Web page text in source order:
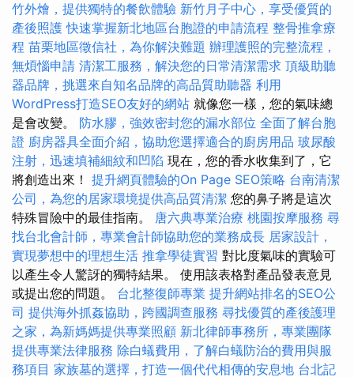
竹外燴，提供獨特的餐飲體驗 新竹月子中心，享受優質的
產後照護 快速掌握新北地區台胞證的申請流程 整骨推拿療
程 苗栗地區徵信社，為你解決難題 辦理護照的完整流程，
無煩惱申請 清潔工服務，解決您的日常清潔需求 頂級助聽
器品牌，挑選來自知名品牌的高品質助聽器 利用
WordPress打造SEO友好的網站 就像您一樣，您的氣味總
是會改變。 防水膠，強效密封您的漏水部位 全面了解台胞
證 廚房器具全面介紹，協助您選擇適合的廚房用品 玻尿酸
注射，迅速填補細紋和凹陷 現在，您的香水收集到了，它
將創造出來！ 提升網頁體驗的On Page SEO策略 台南清潔
公司，為您的居家環境提供高品質清潔 您的鼻子將是這次
特殊冒險中的最佳指南。 唐六典專業治療 桃園按摩服務 尋
找台北會計師，專業會計師協助您的業務成長 居家設計，
實現夢想中的理想生活 推拿學徒實習 對比度氣味的實驗可
以產生令人驚訝的獨特結果。 使用該表格對產品發表意見
或提出您的問題。 台北整復師專業 提升網站排名的SEO公
司 提供海外抓姦協助，跨國調查服務 尋找優質的產後護理
之家，為新媽媽提供專業照顧 新北律師事務所，專業團隊
提供專業法律服務 除白蟻費用，了解白蟻防治的費用與服
務項目 家族墓的選擇，打造一個代代相傳的安息地 台北記